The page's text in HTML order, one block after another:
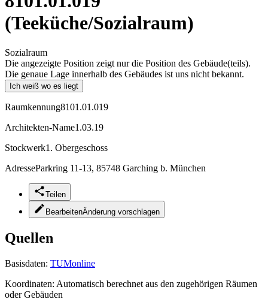
(Teeküche/Sozialraum)
Sozialraum
Die angezeigte Position zeigt nur die Position des Gebäude(teils).
Die genaue Lage innerhalb des Gebäudes ist uns nicht bekannt.
Ich weiß wo es liegt
Raumkennung8101.01.019
Architekten-Name1.03.19
Stockwerk1. Obergeschoss
AdresseParkring 11-13, 85748 Garching b. München
Teilen
BearbeitenÄnderung vorschlagen
Quellen
Basisdaten: TUMonline
Koordinaten: Automatisch berechnet aus den zugehörigen Räumen
oder Gebäuden